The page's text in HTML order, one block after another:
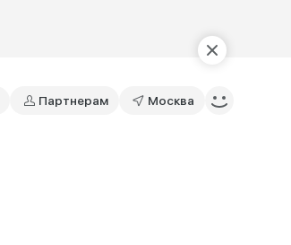
Партнерам Москва